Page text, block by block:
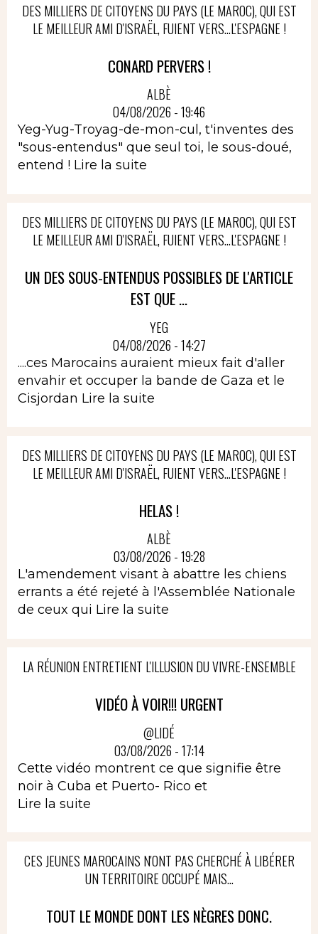
DES MILLIERS DE CITOYENS DU PAYS (LE MAROC), QUI EST
LE MEILLEUR AMI D'ISRAËL, FUIENT VERS...L'ESPAGNE !
CONARD PERVERS !
ALBÈ
04/08/2026 - 19:46
Yeg-Yug-Troyag-de-mon-cul, t'inventes des
"sous-entendus" que seul toi, le sous-doué,
entend ! Lire la suite
DES MILLIERS DE CITOYENS DU PAYS (LE MAROC), QUI EST
LE MEILLEUR AMI D'ISRAËL, FUIENT VERS...L'ESPAGNE !
UN DES SOUS-ENTENDUS POSSIBLES DE L'ARTICLE
EST QUE ...
YEG
04/08/2026 - 14:27
....ces Marocains auraient mieux fait d'aller
envahir et occuper la bande de Gaza et le
Cisjordan Lire la suite
DES MILLIERS DE CITOYENS DU PAYS (LE MAROC), QUI EST
LE MEILLEUR AMI D'ISRAËL, FUIENT VERS...L'ESPAGNE !
HELAS !
ALBÈ
03/08/2026 - 19:28
L'amendement visant à abattre les chiens
errants a été rejeté à l'Assemblée Nationale
de ceux qui Lire la suite
LA RÉUNION ENTRETIENT L'ILLUSION DU VIVRE-ENSEMBLE
VIDÉO À VOIR!!! URGENT
@LIDÉ
03/08/2026 - 17:14
Cette vidéo montrent ce que signifie être
noir à Cuba et Puerto- Rico et
Lire la suite
CES JEUNES MAROCAINS N'ONT PAS CHERCHÉ À LIBÉRER
UN TERRITOIRE OCCUPÉ MAIS...
TOUT LE MONDE DONT LES NÈGRES DONC.